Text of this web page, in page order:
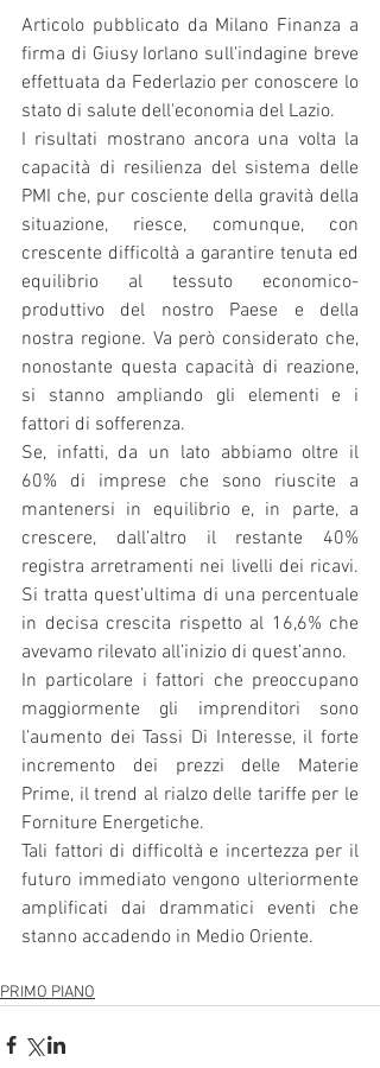
Articolo pubblicato da Milano Finanza a
firma di Giusy Iorlano sull'indagine breve
effettuata da Federlazio per conoscere lo
stato di salute dell'economia del Lazio.
I risultati mostrano ancora una volta la
capacità di resilienza del sistema delle
PMI che, pur cosciente della gravità della
situazione, riesce, comunque, con
crescente difficoltà a garantire tenuta ed
equilibrio al tessuto economico-
produttivo del nostro Paese e della
nostra regione. Va però considerato che,
nonostante questa capacità di reazione,
si stanno ampliando gli elementi e i
fattori di sofferenza.
Se, infatti, da un lato abbiamo oltre il
60% di imprese che sono riuscite a
mantenersi in equilibrio e, in parte, a
crescere, dall’altro il restante 40%
registra arretramenti nei livelli dei ricavi.
Si tratta quest’ultima di una percentuale
in decisa crescita rispetto al 16,6% che
avevamo rilevato all’inizio di quest’anno.
In particolare i fattori che preoccupano
maggiormente gli imprenditori sono
l’aumento dei Tassi Di Interesse, il forte
incremento dei prezzi delle Materie
Prime, il trend al rialzo delle tariffe per le
Forniture Energetiche.
Tali fattori di difficoltà e incertezza per il
futuro immediato vengono ulteriormente
amplificati dai drammatici eventi che
stanno accadendo in Medio Oriente.
PRIMO PIANO